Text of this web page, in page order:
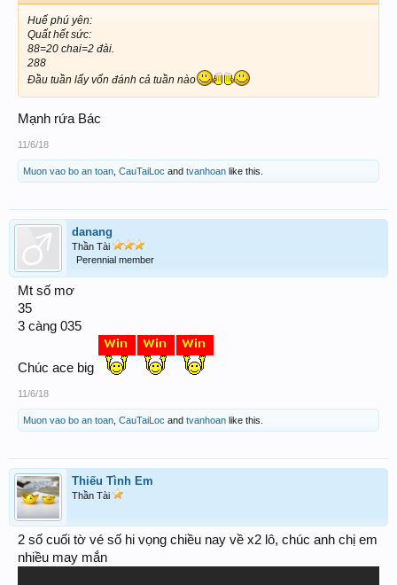
Huế phú yên:
Quất hết sức:
88=20 chai=2 đài.
288
Đầu tuần lấy vốn đánh cả tuần nào
Mạnh rứa Bác
11/6/18
Muon vao bo an toan CauTaiLoc and tvanhoan like this.
danang
Thần Tài
Perennial member
Mt số mơ
35
3 càng 035
Chúc ace big
11/6/18
Muon vao bo an toan CauTaiLoc and tvanhoan like this.
Thiếu Tình Em
Thần Tài
2 số cuối tờ vé số hi vọng chiều nay về x2 lô, chúc anh chị em
nhiều may mắn